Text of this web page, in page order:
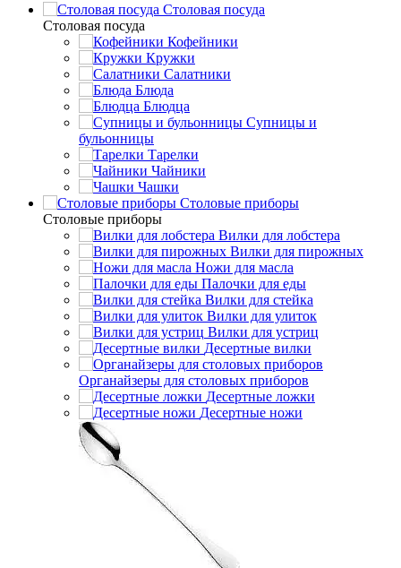
Столовая посуда
Столовая посуда
Кофейники
Кружки
Салатники
Блюда
Блюдца
Супницы и
бульонницы
Тарелки
Чайники
Чашки
Cтоловые приборы
Cтоловые приборы
Вилки для лобстера
Вилки для пирожных
Ножи для масла
Палочки для еды
Вилки для стейка
Вилки для улиток
Вилки для устриц
Десертные вилки
Органайзеры для столовых приборов
Десертные ложки
Десертные ножи